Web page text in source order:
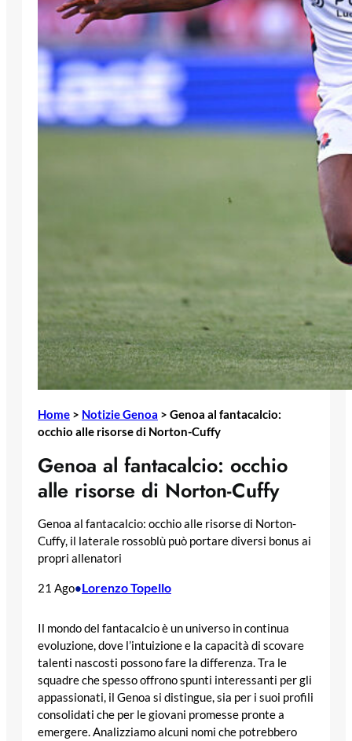
Home > Notizie Genoa > Genoa al fantacalcio:
occhio alle risorse di Norton-Cuffy
Genoa al fantacalcio: occhio
alle risorse di Norton-Cuffy
Genoa al fantacalcio: occhio alle risorse di Norton-
Cuffy, il laterale rossoblù può portare diversi bonus ai
propri allenatori
21 Ago•Lorenzo Topello
Il mondo del fantacalcio è un universo in continua
evoluzione, dove l’intuizione e la capacità di scovare
talenti nascosti possono fare la differenza. Tra le
squadre che spesso offrono spunti interessanti per gli
appassionati, il Genoa si distingue, sia per i suoi profili
consolidati che per le giovani promesse pronte a
emergere. Analizziamo alcuni nomi che potrebbero